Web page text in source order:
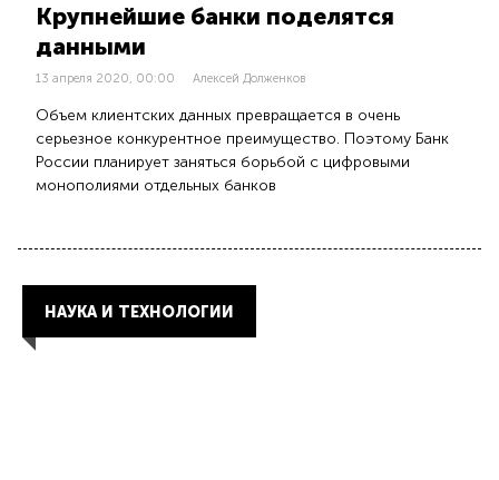
Крупнейшие банки поделятся
данными
13 апреля 2020, 00:00 Алексей Долженков
Объем клиентских данных превращается в очень
серьезное конкурентное преимущество. Поэтому Банк
России планирует заняться борьбой с цифровыми
монополиями отдельных банков
НАУКА И ТЕХНОЛОГИИ